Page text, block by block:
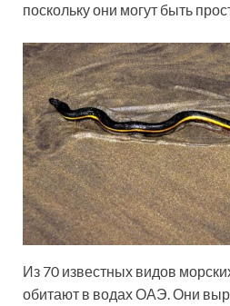
поскольку они могут быть
Из 70 известных видов
обитают в водах ОАЭ. Они